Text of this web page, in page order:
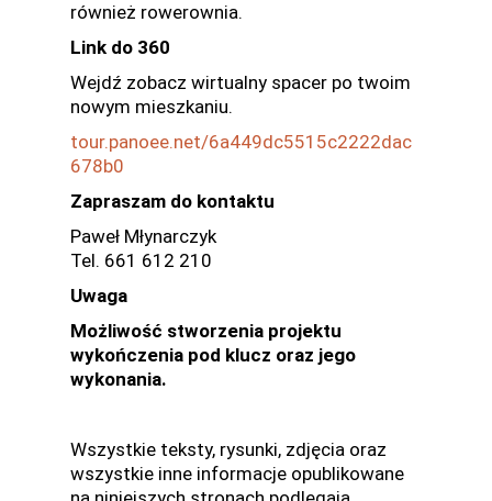
również rowerownia.
Link do 360
Wejdź zobacz wirtualny spacer po twoim
nowym mieszkaniu.
tour.panoee.net/6a449dc5515c2222dac
678b0
Zapraszam do kontaktu
Paweł Młynarczyk
Tel. 661 612 210
Uwaga
Możliwość stworzenia projektu
wykończenia pod klucz oraz jego
wykonania.
Wszystkie teksty, rysunki, zdjęcia oraz
wszystkie inne informacje opublikowane